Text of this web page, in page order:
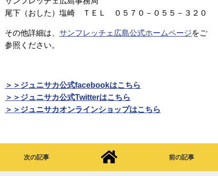
尾下（おした）塩崎 ＴＥＬ ０５７０－０５５－３２０
その他詳細は、 サンフレッチェ広島公式ホームページをご
参照ください。
＞＞ジュニサカ公式facebookはこちら
＞＞ジュニサカ公式Twitterはこちら
＞＞ジュニサカオンラインショップはこちら
次の記事 前の記事